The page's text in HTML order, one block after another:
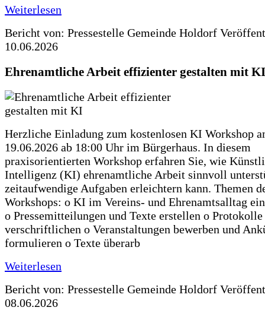
Weiterlesen
Bericht von: Pressestelle Gemeinde Holdorf
10.06.2026
Ehrenamtliche Arbeit effizienter gestalten mit KI
Herzliche Einladung zum kostenlosen KI Workshop
19.06.2026 ab 18:00 Uhr im Bürgerhaus. In diesem
praxisorientierten Workshop erfahren Sie, wie
Intelligenz (KI) ehrenamtliche Arbeit sinnvoll
zeitaufwendige Aufgaben erleichtern kann. Themen
Workshops: o KI im Vereins- und Ehrenamtsalltag
o Pressemitteilungen und Texte erstellen o
verschriftlichen o Veranstaltungen bewerben und
formulieren o Texte überarb
Weiterlesen
Bericht von: Pressestelle Gemeinde Holdorf
08.06.2026